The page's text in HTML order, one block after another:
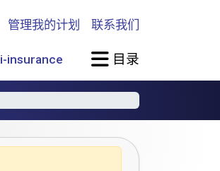
管理我的计划 联系我们
insurance 目录